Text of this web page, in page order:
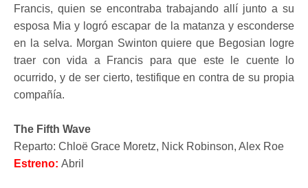
Francis, quien se encontraba trabajando allí junto a su
esposa Mia y logró escapar de la matanza y esconderse
en la selva. Morgan Swinton quiere que Begosian logre
traer con vida a Francis para que este le cuente lo
ocurrido, y de ser cierto, testifique en contra de su propia
compañía.
The Fifth Wave
Reparto: Chloë Grace Moretz, Nick Robinson, Alex Roe
Estreno: Abril